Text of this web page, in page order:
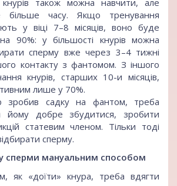
часу. Якщо тренування
у віці 7–8 місяців, воно буде
90%: у більшості кнурів можна
сперму вже через 3–4 тижні
контакту з фантомом. З іншого
кнурів, старших 10-и місяців,
лише у 70%.
зробив садку на фантом, треба
йому добре збудитися, зробити
статевим членом. Тільки тоді
сперму.
сперми мануальним способом
як «доїти» кнура, треба вдягти